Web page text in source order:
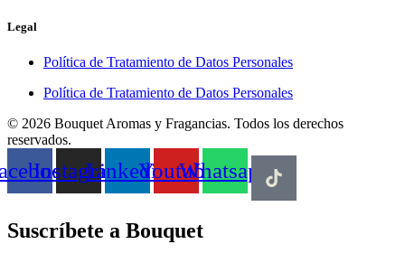
Legal
Política de Tratamiento de Datos Personales
Política de Tratamiento de Datos Personales
© 2026 Bouquet Aromas y Fragancias. Todos los derechos
reservados.
InstagramLinkedinYoutubeWhatsapp
Suscríbete a Bouquet